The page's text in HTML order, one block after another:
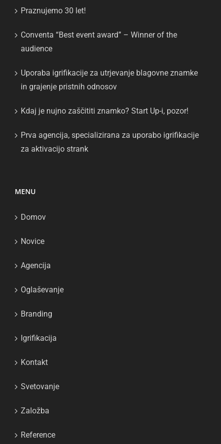
Praznujemo 30 let!
Conventa “Best event award” – Winner of the
audience
Uporaba igrifikacije za utrjevanje blagovne znamke
in grajenje pristnih odnosov
Kdaj je nujno zaščititi znamko? Start Up-i, pozor!
Prva agencija, specializirana za uporabo igrifikacije
za aktivacijo strank
MENU
Domov
Novice
Agencija
Oglaševanje
Branding
Igrifikacija
Kontakt
Svetovanje
Založba
Reference